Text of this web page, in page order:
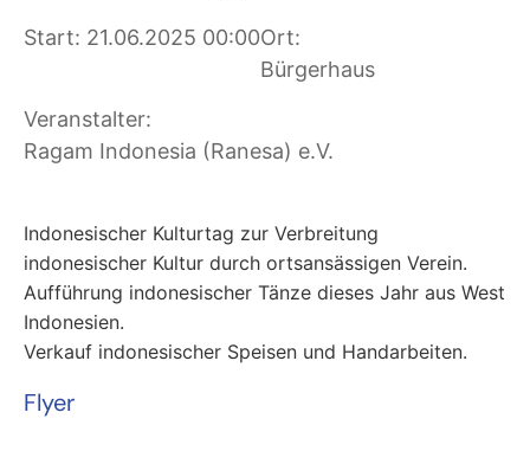
Start: 21.06.2025 00:00Ort:
Bürgerhaus
Veranstalter:
Ragam Indonesia (Ranesa) e.V.
Indonesischer Kulturtag zur Verbreitung
indonesischer Kultur durch ortsansässigen Verein.
Aufführung indonesischer Tänze dieses Jahr aus West
Indonesien.
Verkauf indonesischer Speisen und Handarbeiten.
Flyer